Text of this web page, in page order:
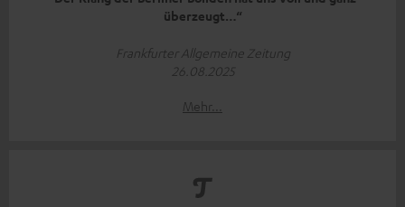
überzeugt…“
Frankfurter Allgemeine Zeitung
26.08.2025
Mehr...